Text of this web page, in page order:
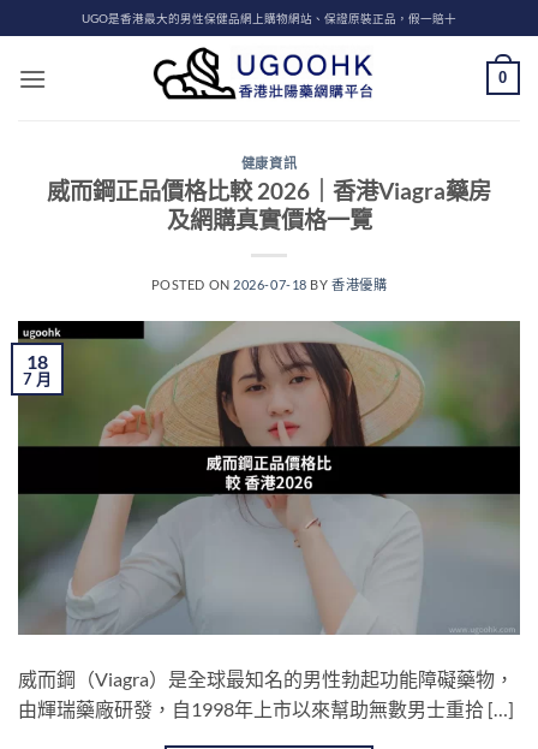
to
content
UGO是香港最大的男性保健品網上購物網站、保證原裝正品，假一賠十
0
健康資訊
威而鋼正品價格比較 2026｜香港Viagra藥房
及網購真實價格一覽
POSTED ON 2026-07-18 BY香港優購
18
7 月
威而鋼（Viagra）是全球最知名的男性勃起功能障礙藥物，
由輝瑞藥廠研發，自1998年上市以來幫助無數男士重拾 […]